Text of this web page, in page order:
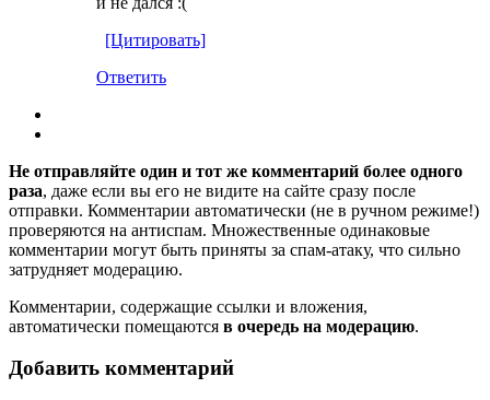
[Цитировать]
Ответить
Не отправляйте один и тот же комментарий более одного
раза, даже если вы его не видите на сайте сразу после
отправки. Комментарии автоматически (не в ручном режиме!)
проверяются на антиспам. Множественные одинаковые
комментарии могут быть приняты за спам-атаку, что сильно
затрудняет модерацию.
Комментарии, содержащие ссылки и вложения,
автоматически помещаются в очередь на модерацию.
Добавить комментарий